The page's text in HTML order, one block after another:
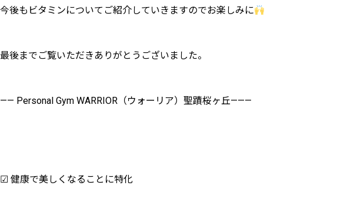
今後もビタミンについてご紹介していきますのでお楽しみに
最後までご覧いただきありがとうございました。
—— Personal Gym WARRIOR（ウォーリア）聖蹟桜ヶ丘———
☑︎ 健康で美しくなることに特化